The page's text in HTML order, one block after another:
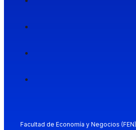
Facultad de Economía y Negocios